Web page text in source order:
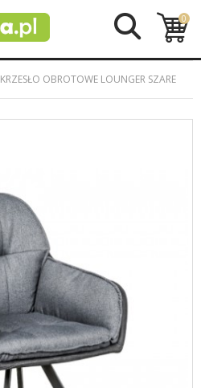
0
KRZESŁO OBROTOWE LOUNGER SZARE